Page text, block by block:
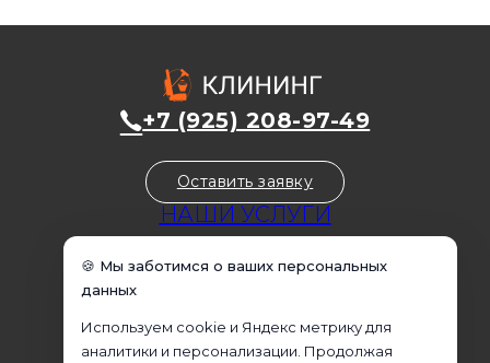
НАШИ УСЛУГИ
Уборка офисов
+7 (925) 208-97-49
Оставить заявку
🍪 Мы заботимся о ваших персональных
данных
Используем cookie и Яндекс метрику для
аналитики и персонализации. Продолжая